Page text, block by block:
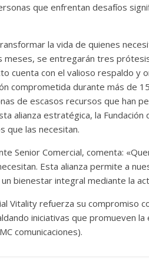
que enfrentan desafíos
la vida de quienes
se entregarán tres
cuenta con el valioso respaldo y
comprometida durante más de
de escasos recursos que han
alianza estratégica, la
que las necesitan.
Senior Comercial, comenta:
Esta alianza permite a
bienestar integral mediante la
Vitality refuerza su compromiso
iniciativas que promueven la
comunicaciones).